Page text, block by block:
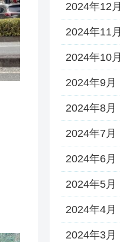
2024年12月
2024年11月
2024年10月
2024年9月
2024年8月
2024年7月
2024年6月
2024年5月
2024年4月
2024年3月